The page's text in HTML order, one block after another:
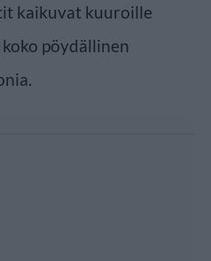
kaikuvat kuuroille
pöydällinen